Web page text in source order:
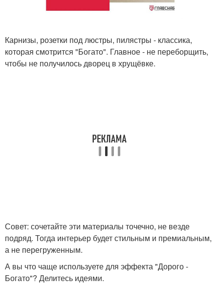
Карнизы, розетки под люстры, пилястры - классика,
которая смотрится "Богато". Главное - не переборщить,
чтобы не получилось дворец в хрущёвке.
Совет: сочетайте эти материалы точечно, не везде
подряд. Тогда интерьер будет стильным и премиальным,
а не перегруженным.
А вы что чаще используете для эффекта "Дорого -
Богато"? Делитесь идеями.